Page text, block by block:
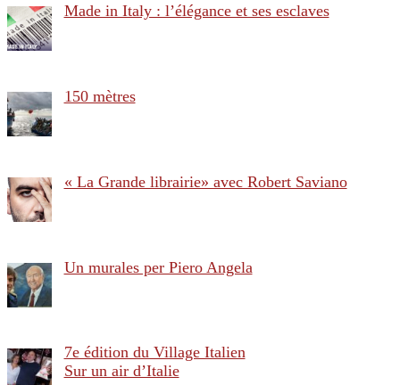
Made in Italy : l’élégance et ses esclaves
150 mètres
« La Grande librairie» avec Robert Saviano
Un murales per Piero Angela
7e édition du Village Italien
Sur un air d’Italie